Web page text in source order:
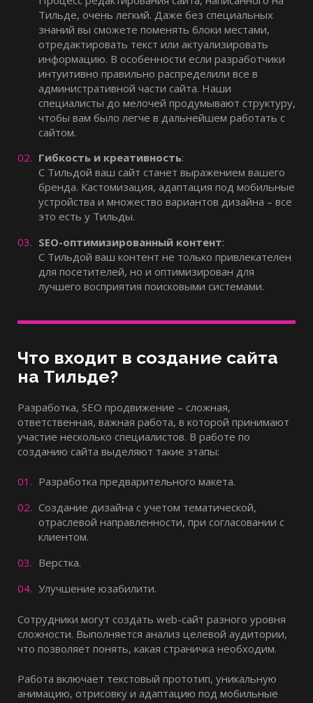
Тильде, очень легкий. Даже без специальных
знаний вы сможете поменять блоки местами,
отредактировать текст или актуализировать
информацию. В особенности если разработчики
интуитивно правильно распределили все в
административной части сайта. Наши
специалисты до мелочей продумывают структуру,
чтобы вам было легче в дальнейшем работать с
сайтом.
Гибкость и креативность:
С Тильдой ваш сайт станет выражением вашего
бренда. Кастомизация, адаптация под мобильные
устройства и множество вариантов дизайна – все
это есть у Тильды.
SEO-оптимизированный контент:
С Тильдой ваш контент не только привлекателен
для посетителей, но и оптимизирован для
лучшего восприятия поисковыми системами.
Что входит в создание сайта
на Тильде?
Разработка, SEO продвижение – сложная,
ответственная, важная работа, в которой принимают
участие несколько специалистов. В работе по
созданию сайта выделяют такие этапы:
Разработка предварительного макета.
Создание дизайна с учетом тематической,
отраслевой направленности, при согласовании с
клиентом.
Верстка.
Улучшение юзабилити.
Сотрудники могут создать web-сайт разного уровня
сложности. Выполняется анализ целевой аудитории,
что позволяет понять, какая страничка необходим.
Работа включает текстовый прототип, уникальную
анимацию, отрисовку и адаптацию под мобильные